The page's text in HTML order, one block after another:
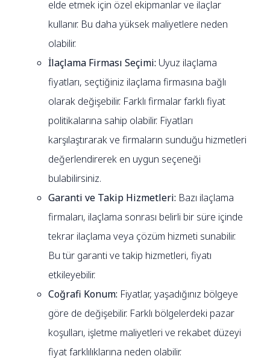
elde etmek için özel ekipmanlar ve ilaçlar
kullanır. Bu daha yüksek maliyetlere neden
olabilir.
İlaçlama Firması Seçimi: Uyuz ilaçlama
fiyatları, seçtiğiniz ilaçlama firmasına bağlı
olarak değişebilir. Farklı firmalar farklı fiyat
politikalarına sahip olabilir. Fiyatları
karşılaştırarak ve firmaların sunduğu hizmetleri
değerlendirerek en uygun seçeneği
bulabilirsiniz.
Garanti ve Takip Hizmetleri: Bazı ilaçlama
firmaları, ilaçlama sonrası belirli bir süre içinde
tekrar ilaçlama veya çözüm hizmeti sunabilir.
Bu tür garanti ve takip hizmetleri, fiyatı
etkileyebilir.
Coğrafi Konum: Fiyatlar, yaşadığınız bölgeye
göre de değişebilir. Farklı bölgelerdeki pazar
koşulları, işletme maliyetleri ve rekabet düzeyi
fiyat farklılıklarına neden olabilir.